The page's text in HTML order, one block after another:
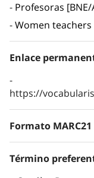
Profesoras [BNE/
Women teachers
Enlace
https://
Formato MARC21
Término